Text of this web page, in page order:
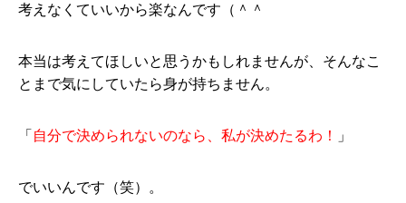
考えなくていいから楽なんです（＾＾
本当は考えてほしいと思うかもしれませんが、そんなこ
とまで気にしていたら身が持ちません。
「 自分で決められないのなら、私が決めたるわ！ 」
でいいんです（笑）。